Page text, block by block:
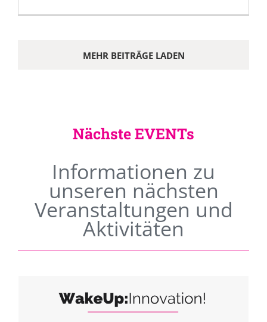
MEHR BEITRÄGE LADEN
Nächste EVENTs
Informationen zu
unseren nächsten
Veranstaltungen und
Aktivitäten